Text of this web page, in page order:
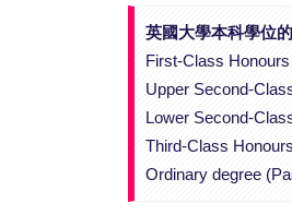
英國大學本科學位的
First-Class
Upper Second-
Lower Second-
Third-Class
Ordinary degree